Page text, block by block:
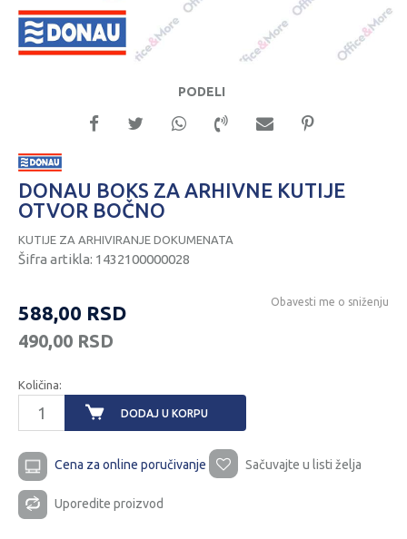
PODELI
DONAU BOKS ZA ARHIVNE KUTIJE
OTVOR BOČNO
KUTIJE ZA ARHIVIRANJE DOKUMENATA
Šifra artikla: 1432100000028
588,00 RSD
490,00 RSD
Obavesti me o sniženju
Količina:
DODAJ U KORPU
Cena za online poručivanje Sačuvajte u listi želja
Uporedite proizvod